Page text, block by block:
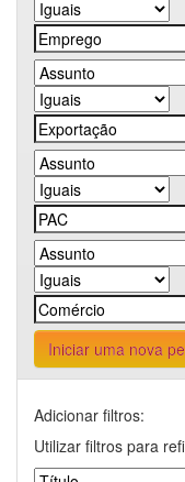
Iniciar uma nova
Adicionar filtros:
Utilizar filtros para